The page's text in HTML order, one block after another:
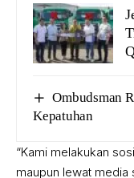
Ombudsman
Kepatuhan
“Kami melakukan
maupun lewat media